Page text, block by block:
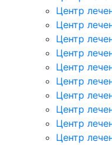
Центр
Центр
Центр
Центр
Центр
Центр
Центр
Центр
Центр
Центр